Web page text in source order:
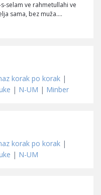
selam ve rahmetullahi ve
sama, bez muža.…
korak po korak |
| N-UM | Minber
korak po korak |
| N-UM